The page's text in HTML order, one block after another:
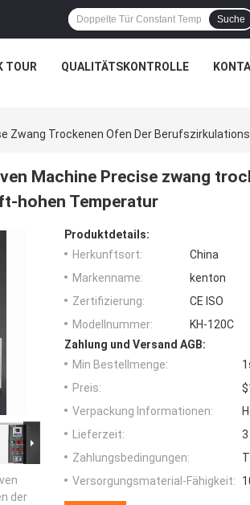
Suche
TOUR QUALITÄTSKONTROLLE
Zwang Trockenen Ofen Der
Machine Precise zwang
hohen Temperatur
der
Produktdetails:
Herkunftsort:
China
Markenname:
kenton
Zertifizierung:
CE ISO
Modellnummer:
KH-120C
Zahlung und Versand AGB:
Min Bestellmenge:
Preis:
Verpackung Informationen:
Lieferzeit:
Zahlungsbedingungen:
Versorgungsmaterial-Fähigkeit: